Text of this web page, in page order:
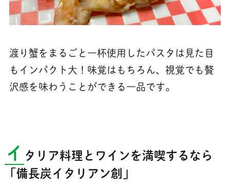
渡り蟹をまるごと一杯使用したパスタは見た目
もインパクト大！味覚はもちろん、視覚でも贅
沢感を味わうことができる一品です。
イ タリア料理とワインを満喫するなら
「備長炭イタリアン創」